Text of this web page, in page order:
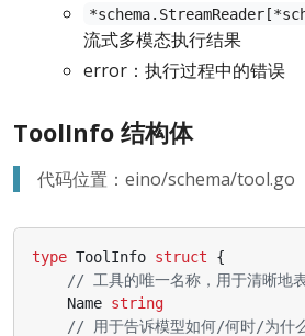
流式多模态执行结果
error：执行过程中的错误
ToolInfo 结构体
代码位置：eino/schema/tool.go
type ToolInfo struct
{
// 工具的唯一名称，用于清晰地
Name string
// 用于告诉模型如何/何时/为什